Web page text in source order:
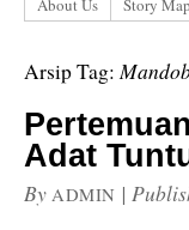
About Us
Story Map
Arsip Tag:
Adat
By ADMIN |